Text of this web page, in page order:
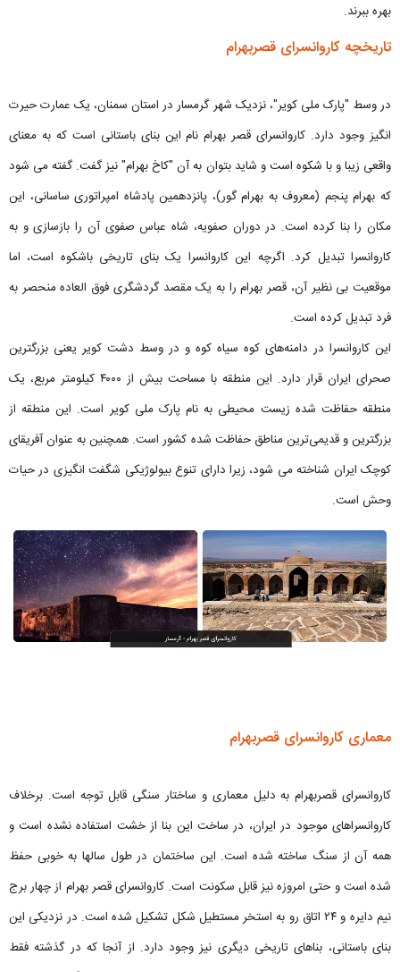
بهره ببرند.
تاریخچه کاروانسرای قصربهرام
در وسط "پارک ملی کویر"، نزدیک شهر گرمسار در استان سمنان، یک عمارت حیرت
انگیز وجود دارد. کاروانسرای قصر بهرام نام این بنای باستانی است که به معنای
واقعی زیبا و با شکوه است و شاید بتوان به آن "کاخ بهرام" نیز گفت. گفته می شود
که بهرام پنجم (معروف به بهرام گور)، پانزدهمین پادشاه امپراتوری ساسانی، این
مکان را بنا کرده است. در دوران صفویه، شاه عباس صفوی آن را بازسازی و به
کاروانسرا تبدیل کرد. اگرچه این کاروانسرا یک بنای تاریخی باشکوه است، اما
موقعیت بی نظیر آن، قصر بهرام را به یک مقصد گردشگری فوق العاده منحصر به
فرد تبدیل کرده است.
این کاروانسرا در دامنه‌های کوه سیاه کوه و در وسط دشت کویر یعنی بزرگترین
صحرای ایران قرار دارد. این منطقه با مساحت بیش از ۴۰۰۰ کیلومتر مربع، یک
منطقه حفاظت شده زیست محیطی به نام پارک ملی کویر است. این منطقه از
بزرگترین و قدیمی‌ترین مناطق حفاظت شده کشور است. همچنین به عنوان آفریقای
کوچک ایران شناخته می شود، زیرا دارای تنوع بیولوژیکی شگفت انگیزی در حیات
وحش است.
معماری کاروانسرای قصربهرام
کاروانسرای قصربهرام به دلیل معماری و ساختار سنگی قابل توجه است. برخلاف
کاروانسراهای موجود در ایران، در ساخت این بنا از خشت استفاده نشده است و
همه آن از سنگ ساخته شده است. این ساختمان در طول سالها به خوبی حفظ
شده است و حتی امروزه نیز قابل سکونت است. کاروانسرای قصر بهرام از چهار برج
نیم دایره و ۲۴ اتاق رو به استخر مستطیل شکل تشکیل شده است. در نزدیکی این
بنای باستانی، بناهای تاریخی دیگری نیز وجود دارد. از آنجا که در گذشته فقط